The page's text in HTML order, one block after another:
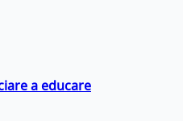
a educare